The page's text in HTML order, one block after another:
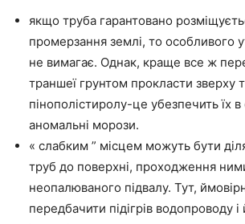
якщо труба гарантовано
промерзання землі, то особливого
не вимагає. Однак, краще все ж
траншеї грунтом прокласти зверху
пінополістиролу-це убезпечить їх
аномальні морози.
« слабким ” місцем можуть бути
труб до поверхні, проходження
неопалюваного підвалу. Тут,
передбачити підігрів водопроводу